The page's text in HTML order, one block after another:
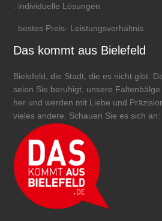
. individuelle Lösungen
. bestes Preis- Leistungsverhältnis
Das kommt aus Bielefeld
Bielefeld, die Stadt, die es nicht gibt.
seien Sie beruhigt, unsere
her und werden mit Liebe und
vieles andere. Schauen Sie es sich an: